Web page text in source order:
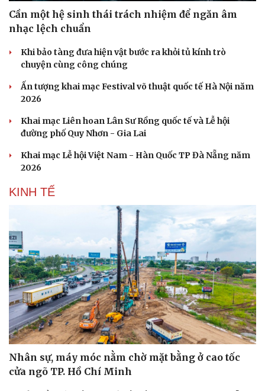
Pháp luật
Vụ án
Tin nóng
Tư vấn luật
Quân sự - Quốc phòng
Việt Nam
Phân tích
Cần một hệ sinh thái trách nhiệm để ngăn âm
nhạc lệch chuẩn
Khi bảo tàng đưa hiện vật bước ra khỏi tủ kính trò
chuyện cùng công chúng
Ấn tượng khai mạc Festival võ thuật quốc tế Hà Nội năm
2026
Khai mạc Liên hoan Lân Sư Rồng quốc tế và Lễ hội
đường phố Quy Nhơn - Gia Lai
Khai mạc Lễ hội Việt Nam - Hàn Quốc TP Đà Nẵng năm
2026
KINH TẾ
Nhân sự, máy móc nằm chờ mặt bằng ở cao tốc
cửa ngõ TP. Hồ Chí Minh